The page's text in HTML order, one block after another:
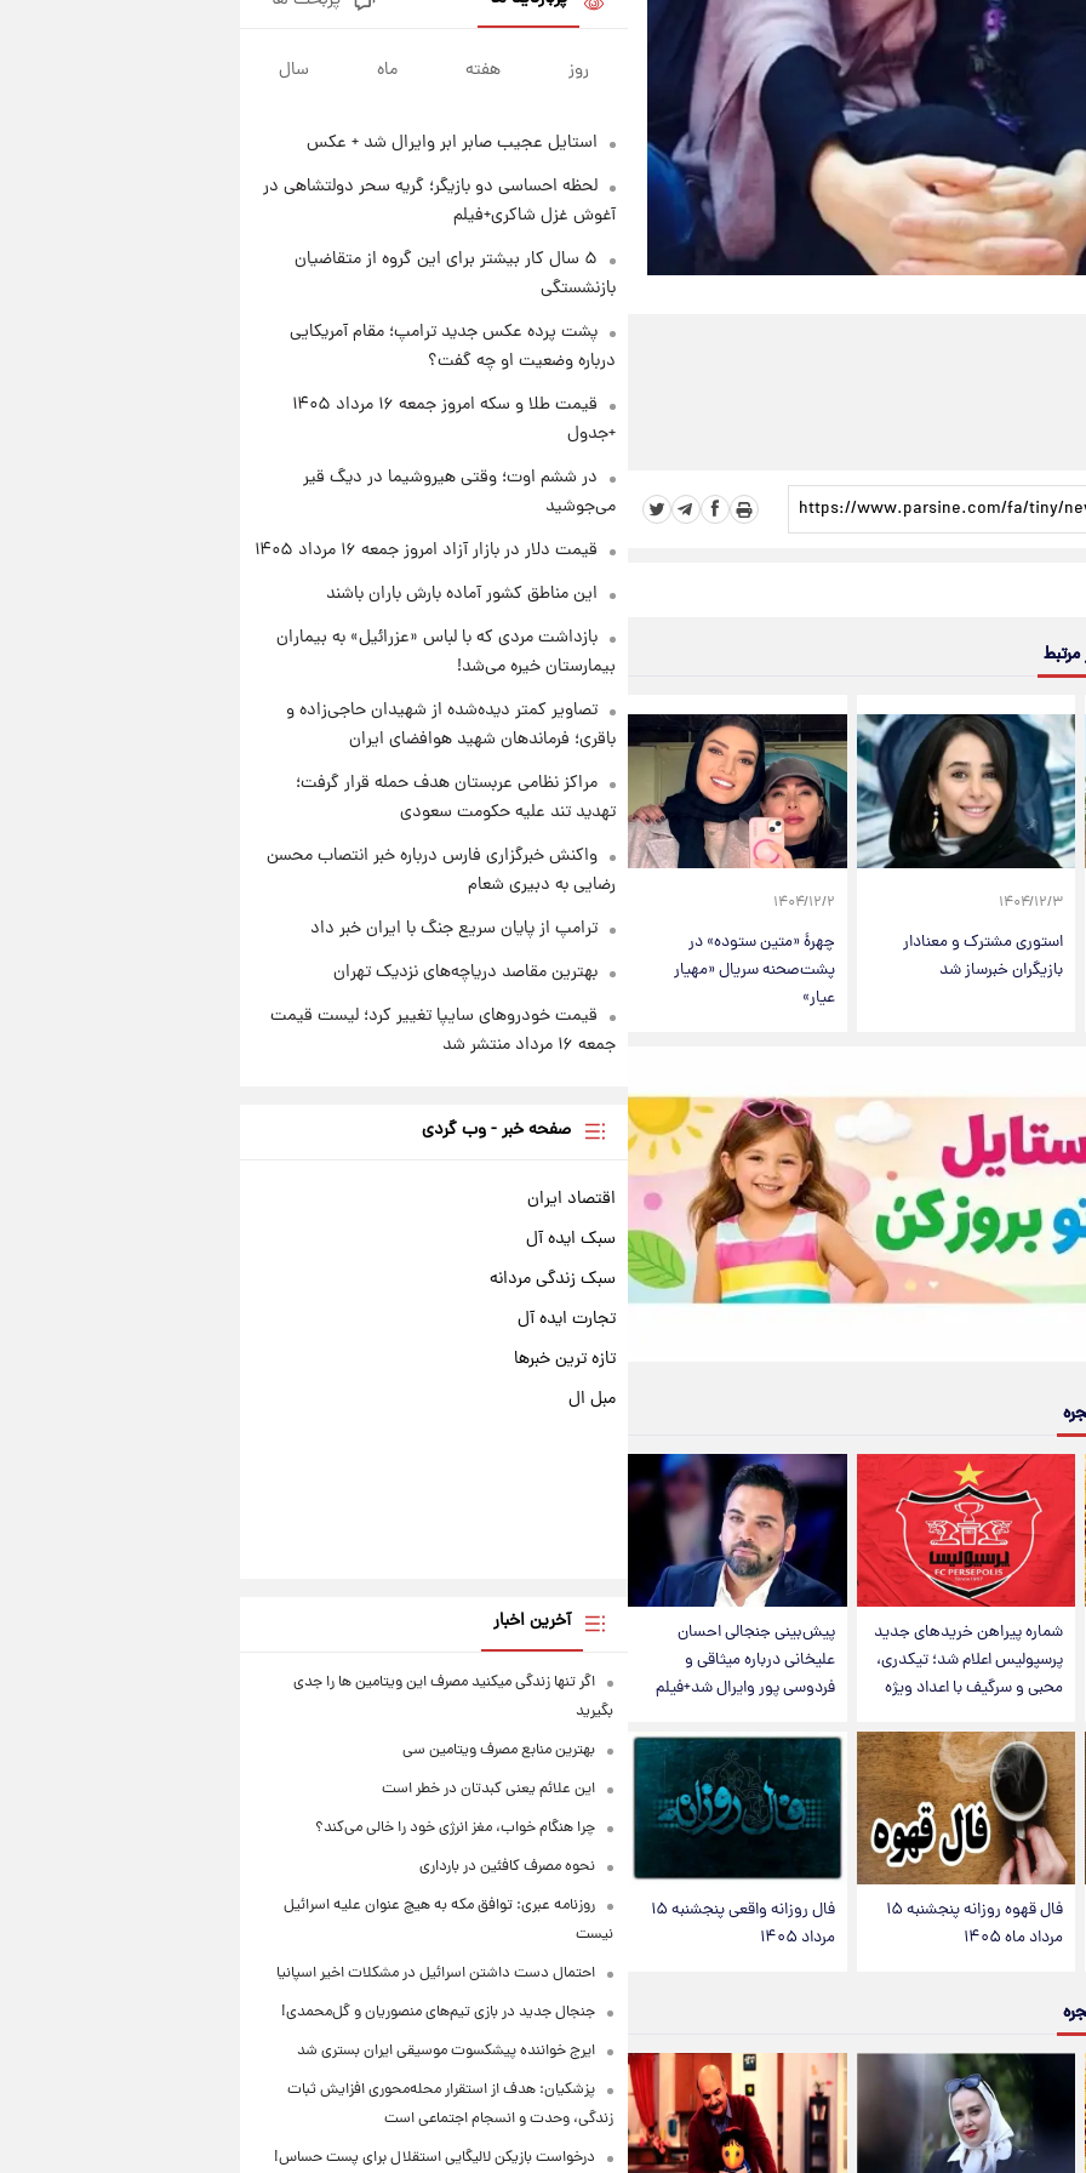
مرتبط
۱۴۰۴/۱۲/۳
استوری مشترک و معنادار
بازیگران خبرساز شد
۱۴۰۴/۱۲/۲
چهرۀ «متین ستوده» در
پشت‌صحنه سریال «مهیار
عیار»
شماره پیراهن خریدهای جدید
پرسپولیس اعلام شد؛ تیکدری،
محبی و سرگیف با اعداد ویژه
پیش‌بینی جنجالی احسان
علیخانی درباره میثاقی و
فردوسی پور وایرال شد+فیلم
فال قهوه روزانه پنجشنبه ۱۵
مرداد ماه ۱۴۰۵
فال روزانه واقعی پنجشنبه ۱۵
مرداد ۱۴۰۵
جزئیات فعال‌سازی «کیف پول
ایران» اعلام شد+فیلم
۱ روز پیش
۱۵ مرداد ۱۴۰۵ +جدول
قیمت طلا و سکه امروز پنجشنبه
۱۵ مرداد ۱۴۰۵
شارژ جدید کالابرگ برای سه
روز هفته ماه سال
استایل عجیب صابر ابر وایرال شد + عکس
لحظه احساسی دو بازیگر؛ گریه سحر دولتشاهی در
آغوش غزل شاکری+فیلم
۵ سال کار بیشتر برای این گروه از متقاضیان
بازنشستگی
پشت پرده عکس جدید ترامپ؛ مقام آمریکایی
درباره وضعیت او چه گفت؟
قیمت طلا و سکه امروز جمعه ۱۶ مرداد ۱۴۰۵
+جدول
در ششم اوت؛ وقتی هیروشیما در دیگ قیر
می‌جوشید
قیمت دلار در بازار آزاد امروز جمعه ۱۶ مرداد ۱۴۰۵
این مناطق کشور آماده بارش باران باشند
بازداشت مردی که با لباس «عزرائیل» به بیماران
بیمارستان خیره می‌شد!
تصاویر کمتر دیده‌شده از شهیدان حاجی‌زاده و
باقری؛ فرماندهان شهید هوافضای ایران
مراکز نظامی عربستان هدف حمله قرار گرفت؛
تهدید تند علیه حکومت سعودی
واکنش خبرگزاری فارس درباره خبر انتصاب محسن
رضایی به دبیری شعام
ترامپ از پایان سریع جنگ با ایران خبر داد
بهترین مقاصد دریاچه‌های نزدیک تهران
قیمت خودروهای سایپا تغییر کرد؛ لیست قیمت
جمعه ۱۶ مرداد منتشر شد
صفحه خبر - وب گردی
اقتصاد ایران
سبک ایده آل
سبک زندگی مردانه
تجارت ایده آل
تازه ترین خبرها
مبل ال
آخرین اخبار
اگر تنها زندگی میکنید مصرف این ویتامین ها را جدی
بگیرید
بهترین منابع مصرف ویتامین سی
این علائم یعنی کبدتان در خطر است
چرا هنگام خواب، مغز انرژی خود را خالی می‌کند؟
نحوه مصرف کافئین در بارداری
روزنامه عبری: توافق مکه به هیچ عنوان علیه اسرائیل
نیست
احتمال دست داشتن اسرائیل در مشکلات اخیر اسپانیا
جنجال جدید در بازی تیم‌های منصوریان و گل‌محمدی!
ایرج خواننده پیشکسوت موسیقی ایران بستری شد
پزشکیان: هدف از استقرار محله‌محوری افزایش ثبات
زندگی، وحدت و انسجام اجتماعی است
درخواست بازیکن لالیگایی استقلال برای پست حساس!